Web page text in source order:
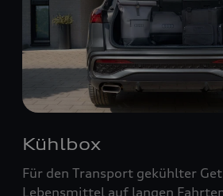
Kühlbox
Für den Transport gekühlter
Lebensmittel auf langen